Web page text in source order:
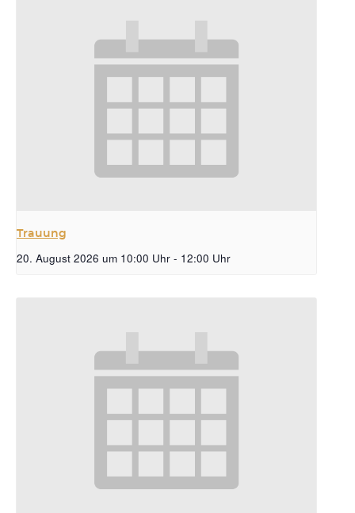
Trauung
20. August 2026 um 10:00 Uhr - 12:00 Uhr